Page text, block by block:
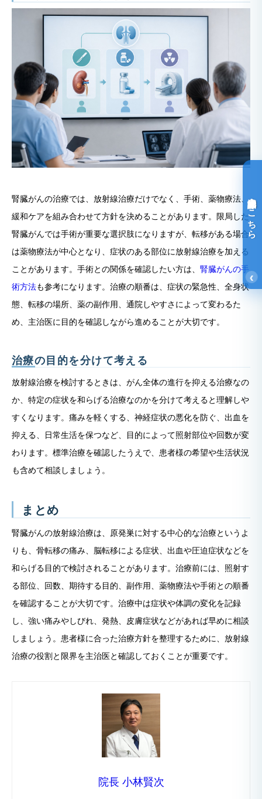
腎臓がんの治療では、放射線治療だけでなく、手術、薬物療法、
緩和ケアを組み合わせて方針を決めることがあります。限局した
腎臓がんでは手術が重要な選択肢になりますが、転移がある場合
は薬物療法が中心となり、症状のある部位に放射線治療を加える
ことがあります。手術との関係を確認したい方は、 腎臓がんの手
術方法も参考になります。治療の順番は、症状の緊急性、全身状
態、転移の場所、薬の副作用、通院しやすさによって変わるた
め、主治医に目的を確認しながら進めることが大切です。
治療の目的を分けて考える
放射線治療を検討するときは、がん全体の進行を抑える治療なの
か、特定の症状を和らげる治療なのかを分けて考えると理解しや
すくなります。痛みを軽くする、神経症状の悪化を防ぐ、出血を
抑える、日常生活を保つなど、目的によって照射部位や回数が変
わります。標準治療を確認したうえで、患者様の希望や生活状況
も含めて相談しましょう。
まとめ
腎臓がんの放射線治療は、原発巣に対する中心的な治療というよ
りも、骨転移の痛み、脳転移による症状、出血や圧迫症状などを
和らげる目的で検討されることがあります。治療前には、照射す
る部位、回数、期待する目的、副作用、薬物療法や手術との順番
を確認することが大切です。治療中は症状や体調の変化を記録
し、強い痛みやしびれ、発熱、皮膚症状などがあれば早めに相談
しましょう。患者様に合った治療方針を整理するために、放射線
治療の役割と限界を主治医と確認しておくことが重要です。
院長 小林賢次
‹
光免疫療法詳細はこちら